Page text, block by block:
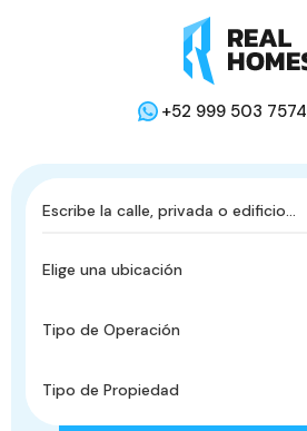
+52 999 503 7574
Elige una ubicación
Tipo de Operación
Tipo de Propiedad